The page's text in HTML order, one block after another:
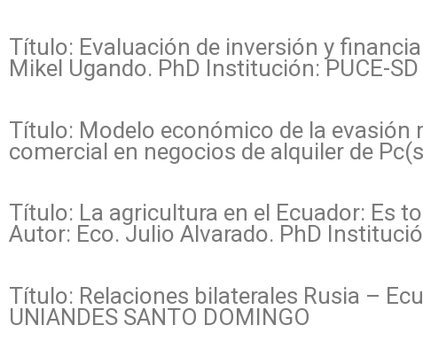
Título: Evaluación de inversión y
Mikel Ugando. PhD Institución: PUCE-SD
Título: Modelo económico de la
comercial en negocios de alquiler de
Título: La agricultura en el Ecuador: Es
Autor: Eco. Julio Alvarado. PhD
Título: Relaciones bilaterales Rusia –
UNIANDES SANTO DOMINGO